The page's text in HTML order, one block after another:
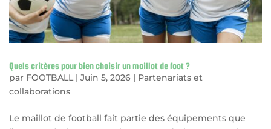
Quels critères pour bien choisir un maillot de foot ?
par FOOTBALL| Juin 5, 2026 | Partenariats et
collaborations
Le maillot de football fait partie des équipements que